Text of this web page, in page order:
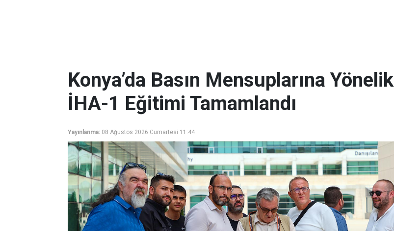
Konya’da Basın Mensuplarına Yönelik
İHA-1 Eğitimi Tamamlandı
Yayınlanma: 08 Ağustos 2026 Cumartesi 11:44